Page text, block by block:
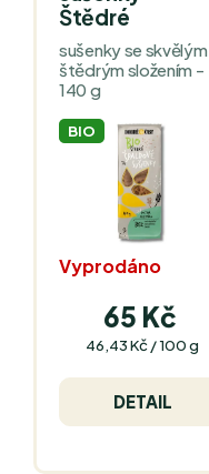
Štědré
sušenky se skvělým
štědrým složením -
140 g
BIO
Vyprodáno
65 Kč
Měrná
46,43 Kč / 100 g
DETAIL